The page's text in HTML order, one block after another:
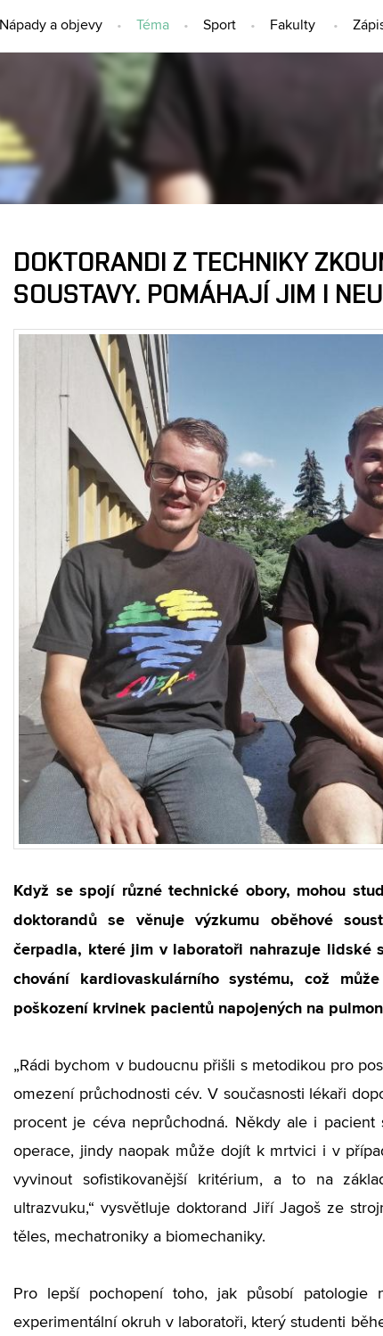
Nápady a objevy Téma Sport Fakulty
DOKTORANDI Z TECHNIKY
SOUSTAVY. POMÁHAJÍ JIM I
Když se spojí různé technické obory, mohou
doktorandů se věnuje výzkumu oběhové
čerpadla, které jim v laboratoři nahrazuje
chování kardiovaskulárního systému, což
poškození krvinek pacientů napojených na
„Rádi bychom v budoucnu přišli s metodikou pro
omezení průchodnosti cév. V současnosti lékaři
procent je céva neprůchodná. Někdy ale i
operace, jindy naopak může dojít k mrtvici i v
vyvinout sofistikovanější kritérium, a to na
ultrazvuku,“ vysvětluje doktorand Jiří Jagoš ze
těles, mechatroniky a biomechaniky.
Pro lepší pochopení toho, jak působí patologie
experimentální okruh v laboratoři, který studenti